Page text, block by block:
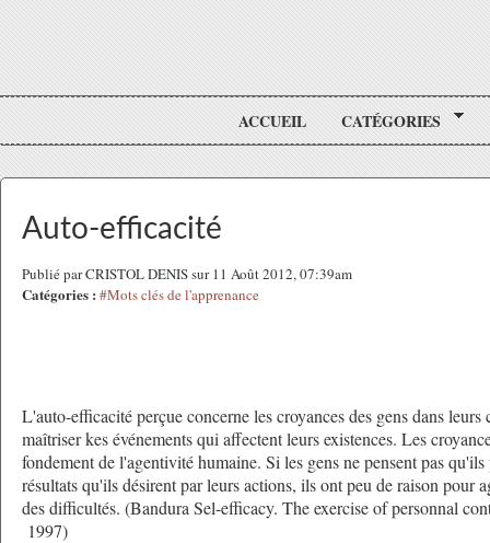
ACCUEIL CATÉGORIES
Auto-efficacité
Publié par CRISTOL DENIS sur 11 Août 2012, 07:39am
Catégories : #Mots clés de l'apprenance
L'auto-efficacité perçue concerne les croyances des gens dans leurs
maîtriser kes événements qui affectent leurs existences. Les
fondement de l'agentivité humaine. Si les gens ne pensent pas
résultats qu'ils désirent par leurs actions, ils ont peu de raison pour
des difficultés. (Bandura Sel-efficacy. The exercise of personnal
1997)